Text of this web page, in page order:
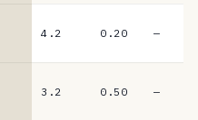
4.2 0.20 —
3.2 0.50 —